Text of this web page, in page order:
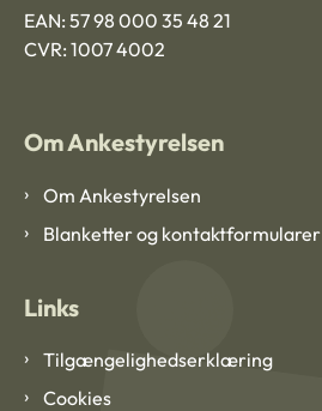
EAN: 57 98 000 35 48 21
CVR: 1007 4002
Om Ankestyrelsen
Om Ankestyrelsen
Blanketter og kontaktformularer
Links
Tilgængelighedserklæring
Cookies